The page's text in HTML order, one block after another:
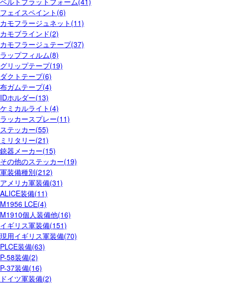
フェイスペイント(6)
カモフラージュネット(11)
カモブラインド(2)
カモフラージュテープ(37)
ラップフィルム(8)
グリップテープ(19)
ダクトテープ(6)
布ガムテープ(4)
IDホルダー(13)
ケミカルライト(4)
ラッカースプレー(11)
ステッカー(55)
ミリタリー(21)
銃器メーカー(15)
その他のステッカー(19)
軍装備種別(212)
アメリカ軍装備(31)
ALICE装備(11)
M1956 LCE(4)
M1910個人装備他(16)
イギリス軍装備(151)
現用イギリス軍装備(70)
PLCE装備(63)
P-58装備(2)
P-37装備(16)
ドイツ軍装備(2)